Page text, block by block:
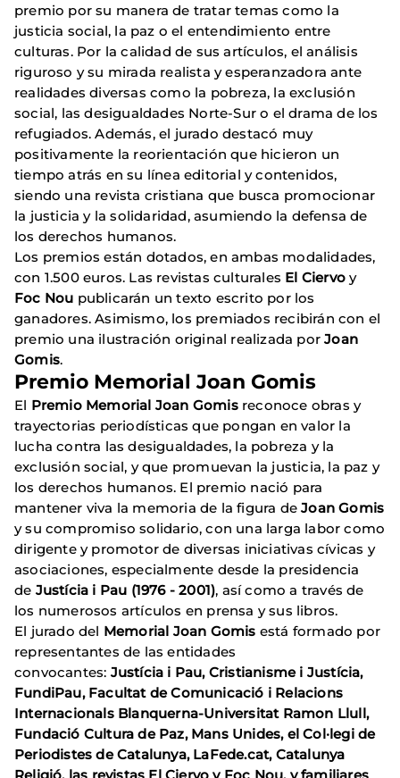
premio por su manera de tratar temas como la
justicia social, la paz o el entendimiento entre
culturas. Por la calidad de sus artículos, el análisis
riguroso y su mirada realista y esperanzadora ante
realidades diversas como la pobreza, la exclusión
social, las desigualdades Norte-Sur o el drama de los
refugiados. Además, el jurado destacó muy
positivamente la reorientación que hicieron un
tiempo atrás en su línea editorial y contenidos,
siendo una revista cristiana que busca promocionar
la justicia y la solidaridad, asumiendo la defensa de
los derechos humanos.
Los premios están dotados, en ambas modalidades,
con 1.500 euros. Las revistas culturales El Ciervo y
Foc Nou publicarán un texto escrito por los
ganadores. Asimismo, los premiados recibirán con el
premio una ilustración original realizada porJoan
Gomis.
Premio Memorial Joan Gomis
El Premio Memorial Joan Gomisreconoce obras y
trayectorias periodísticas que pongan en valor la
lucha contra las desigualdades, la pobreza y la
exclusión social, y que promuevan la justicia, la paz y
los derechos humanos. El premio nació para
mantener viva la memoria de la figura deJoan Gomis
y su compromiso solidario, con una larga labor como
dirigente y promotor de diversas iniciativas cívicas y
asociaciones, especialmente desde la presidencia
de Justícia i Pau (1976 - 2001), así como a través de
los numerosos artículos en prensa y sus libros.
El jurado del Memorial Joan Gomis está formado por
representantes de las entidades
convocantes: Justícia i Pau, Cristianisme i Justícia,
FundiPau, Facultat de Comunicació i Relacions
Internacionals Blanquerna-Universitat Ramon Llull,
Fundació Cultura de Paz, Mans Unides, el Col·legi de
Periodistes de Catalunya, LaFede.cat, Catalunya